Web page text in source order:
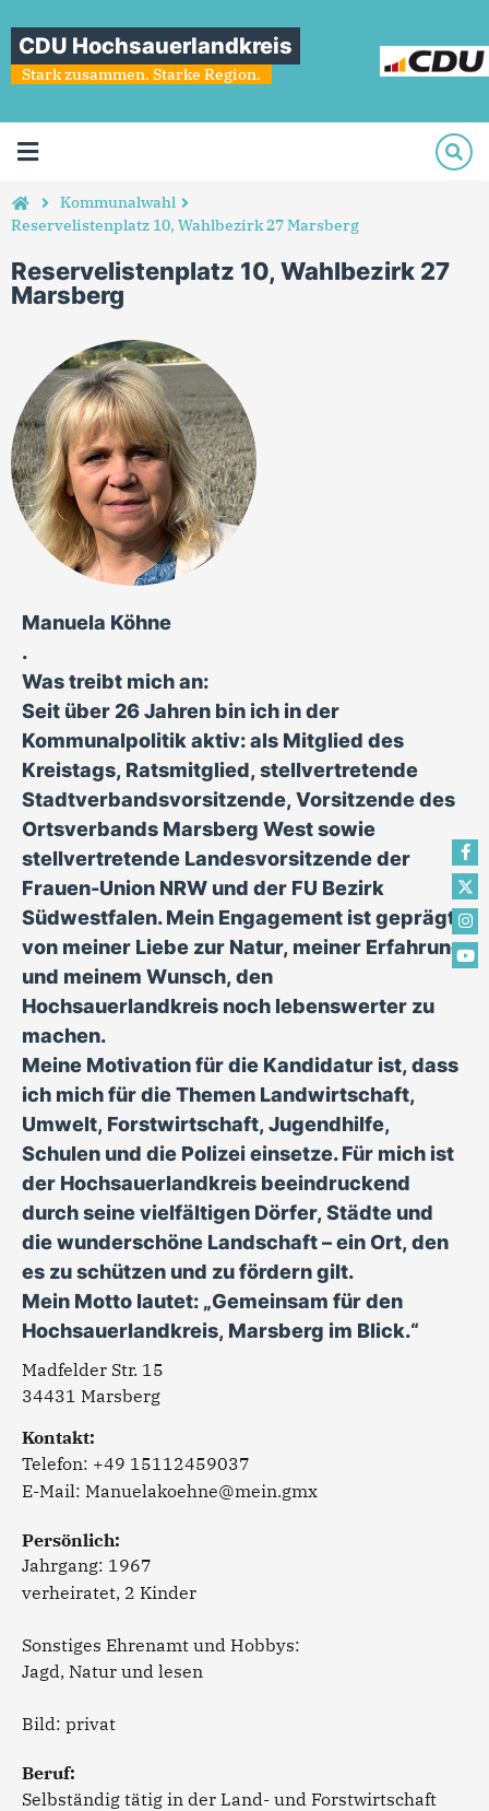
CDU Hochsauerlandkreis
Stark zusammen. Starke Region.
Kommunalwahl
Reservelistenplatz 10, Wahlbezirk 27 Marsberg
Reservelistenplatz 10, Wahlbezirk 27
Marsberg
Manuela Köhne
.
Was treibt mich an:
Seit über 26 Jahren bin ich in der
Kommunalpolitik aktiv: als Mitglied des
Kreistags, Ratsmitglied, stellvertretende
Stadtverbandsvorsitzende, Vorsitzende des
Ortsverbands Marsberg West sowie
stellvertretende Landesvorsitzende der
Frauen-Union NRW und der FU Bezirk
Südwestfalen. Mein Engagement ist geprägt
von meiner Liebe zur Natur, meiner Erfahrung
und meinem Wunsch, den
Hochsauerlandkreis noch lebenswerter zu
machen.
Meine Motivation für die Kandidatur ist, dass
ich mich für die Themen Landwirtschaft,
Umwelt, Forstwirtschaft, Jugendhilfe,
Schulen und die Polizei einsetze. Für mich ist
der Hochsauerlandkreis beeindruckend
durch seine vielfältigen Dörfer, Städte und
die wunderschöne Landschaft – ein Ort, den
es zu schützen und zu fördern gilt.
Mein Motto lautet: „Gemeinsam für den
Hochsauerlandkreis, Marsberg im Blick.“
Madfelder Str. 15
34431 Marsberg
Kontakt:
Telefon: +49 15112459037
E-Mail: Manuelakoehne@mein.gmx
Persönlich:
Jahrgang: 1967
verheiratet, 2 Kinder
Sonstiges Ehrenamt und Hobbys:
Jagd, Natur und lesen
Bild: privat
Beruf:
Selbständig tätig in der Land- und Forstwirtschaft